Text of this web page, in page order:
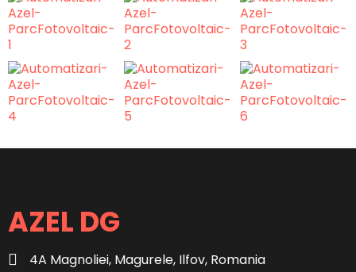
AZEL DG
4A Magnoliei, Magurele, Ilfov, Romania